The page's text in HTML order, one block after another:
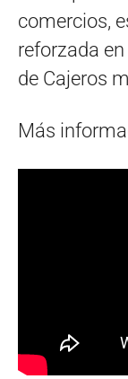
comercios,
reforzada
de Cajeros
Más